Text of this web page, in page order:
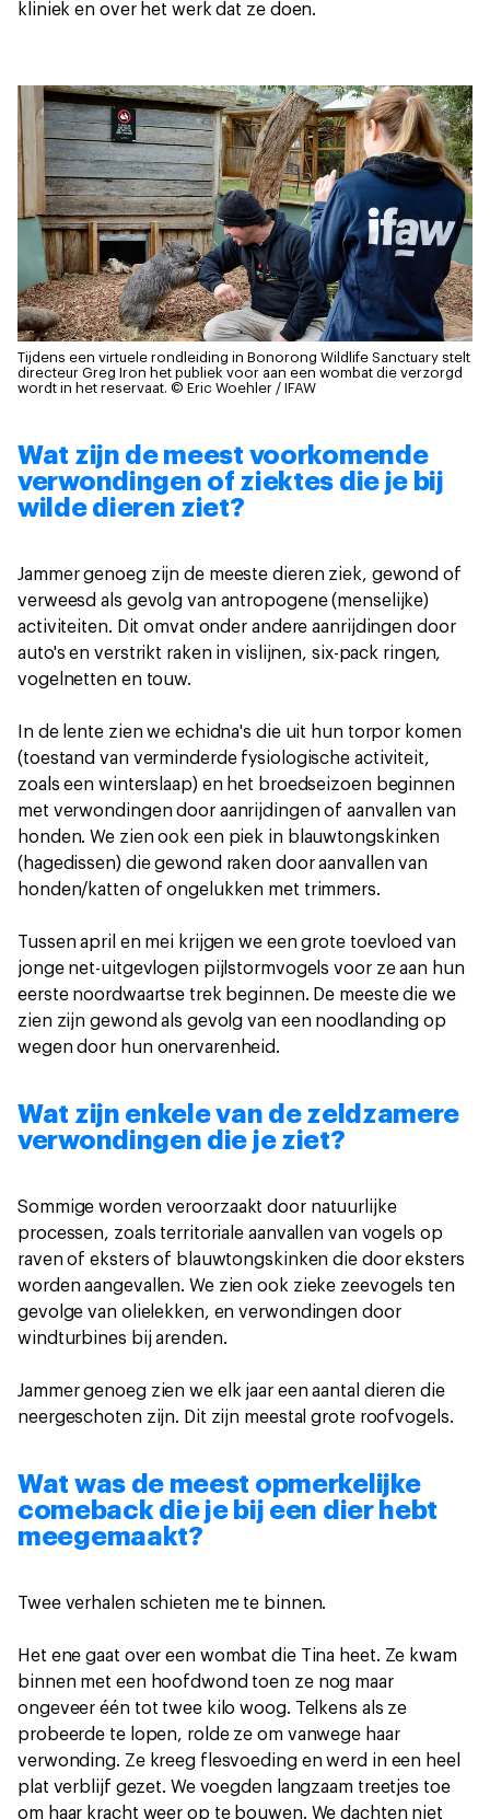
kliniek en over het werk dat ze doen.
Tijdens een virtuele rondleiding in Bonorong Wildlife Sanctuary stelt
directeur Greg Iron het publiek voor aan een wombat die verzorgd
wordt in het reservaat. © Eric Woehler / IFAW
Wat zijn de meest voorkomende
verwondingen of ziektes die je bij
wilde dieren ziet?
Jammer genoeg zijn de meeste dieren ziek, gewond of
verweesd als gevolg van antropogene (menselijke)
activiteiten. Dit omvat onder andere aanrijdingen door
auto's en verstrikt raken in vislijnen, six-pack ringen,
vogelnetten en touw.
In de lente zien we echidna's die uit hun torpor komen
(toestand van verminderde fysiologische activiteit,
zoals een winterslaap) en het broedseizoen beginnen
met verwondingen door aanrijdingen of aanvallen van
honden. We zien ook een piek in blauwtongskinken
(hagedissen) die gewond raken door aanvallen van
honden/katten of ongelukken met trimmers.
Tussen april en mei krijgen we een grote toevloed van
jonge net-uitgevlogen pijlstormvogels voor ze aan hun
eerste noordwaartse trek beginnen. De meeste die we
zien zijn gewond als gevolg van een noodlanding op
wegen door hun onervarenheid.
Wat zijn enkele van de zeldzamere
verwondingen die je ziet?
Sommige worden veroorzaakt door natuurlijke
processen, zoals territoriale aanvallen van vogels op
raven of eksters of blauwtongskinken die door eksters
worden aangevallen. We zien ook zieke zeevogels ten
gevolge van olielekken, en verwondingen door
windturbines bij arenden.
Jammer genoeg zien we elk jaar een aantal dieren die
neergeschoten zijn. Dit zijn meestal grote roofvogels.
Wat was de meest opmerkelijke
comeback die je bij een dier hebt
meegemaakt?
Twee verhalen schieten me te binnen.
Het ene gaat over een wombat die Tina heet. Ze kwam
binnen met een hoofdwond toen ze nog maar
ongeveer één tot twee kilo woog. Telkens als ze
probeerde te lopen, rolde ze om vanwege haar
verwonding. Ze kreeg flesvoeding en werd in een heel
plat verblijf gezet. We voegden langzaam treetjes toe
om haar kracht weer op te bouwen. We dachten niet